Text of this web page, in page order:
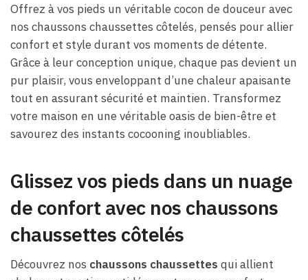
Offrez à vos pieds un véritable cocon de douceur avec
nos chaussons chaussettes côtelés, pensés pour allier
confort et style durant vos moments de détente.
Grâce à leur conception unique, chaque pas devient un
pur plaisir, vous enveloppant d’une chaleur apaisante
tout en assurant sécurité et maintien. Transformez
votre maison en une véritable oasis de bien-être et
savourez des instants cocooning inoubliables.
Glissez vos pieds dans un nuage
de confort avec nos chaussons
chaussettes côtelés
Découvrez nos chaussons chaussettes qui allient